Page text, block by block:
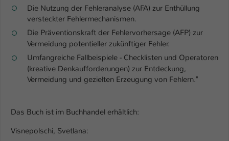
Die Nutzung der Fehleranalyse (AFA) zur Enthüllung
versteckter Fehlermechanismen.
Die Präventionskraft der Fehlervorhersage (AFP) zur
Vermeidung potentieller zukünftiger Fehler.
Umfangreiche Fallbeispiele - Checklisten und Operatoren
(kreative Denkaufforderungen) zur Entdeckung,
Vermeidung und gezielten Erzeugung von Fehlern."
Das Buch ist im Buchhandel erhältlich:
Visnepolschi, Svetlana:
Zugang zu geschützten Bereichen
gewährt.
Anbieter TYPO3
Zweck
Dieser Cookie teilt der Webseite mit, ob
ein Besucher im Typo3-Backend